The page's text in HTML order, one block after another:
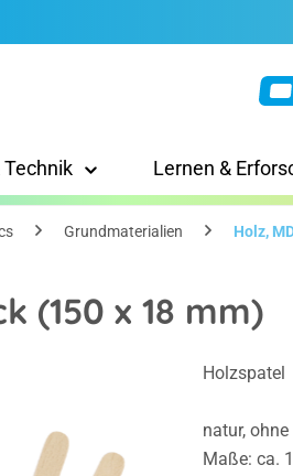
Technik Lernen &
Grundmaterialien Holz,
(150 x 18 mm)
Holzspatel
natur,
Maße: ca.